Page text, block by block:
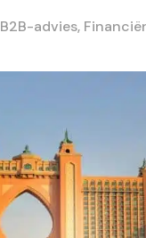
B2B-advies,